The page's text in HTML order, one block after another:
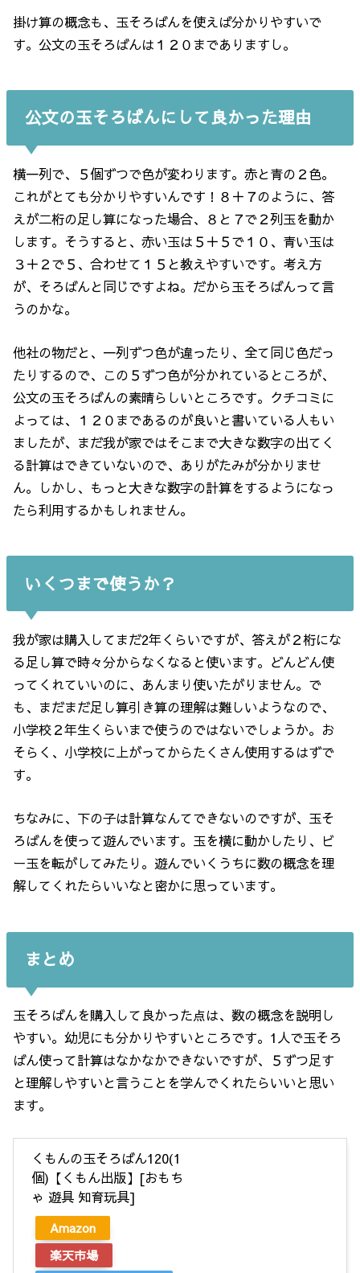
掛け算の概念も、玉そろばんを使えば分かりやすいで
す。公文の玉そろばんは１２０までありますし。
公文の玉そろばんにして良かった理由
横一列で、５個ずつで色が変わります。赤と青の２色。
これがとても分かりやすいんです！８＋７のように、答
えが二桁の足し算になった場合、８と７で２列玉を動か
します。そうすると、赤い玉は５＋５で１０、青い玉は
３＋２で５、合わせて１５と教えやすいです。考え方
が、そろばんと同じですよね。だから玉そろばんって言
うのかな。
他社の物だと、一列ずつ色が違ったり、全て同じ色だっ
たりするので、この５ずつ色が分かれているところが、
公文の玉そろばんの素晴らしいところです。クチコミに
よっては、１２０まであるのが良いと書いている人もい
ましたが、まだ我が家ではそこまで大きな数字の出てく
る計算はできていないので、ありがたみが分かりませ
ん。しかし、もっと大きな数字の計算をするようになっ
たら利用するかもしれません。
いくつまで使うか？
我が家は購入してまだ2年くらいですが、答えが２桁にな
る足し算で時々分からなくなると使います。どんどん使
ってくれていいのに、あんまり使いたがりません。で
も、まだまだ足し算引き算の理解は難しいようなので、
小学校２年生くらいまで使うのではないでしょうか。お
そらく、小学校に上がってからたくさん使用するはずで
す。
ちなみに、下の子は計算なんてできないのですが、玉そ
ろばんを使って遊んでいます。玉を横に動かしたり、ビ
ー玉を転がしてみたり。遊んでいくうちに数の概念を理
解してくれたらいいなと密かに思っています。
まとめ
玉そろばんを購入して良かった点は、数の概念を説明し
やすい。幼児にも分かりやすいところです。1人で玉そろ
ばん使って計算はなかなかできないですが、５ずつ足す
と理解しやすいと言うことを学んでくれたらいいと思い
ます。
くもんの玉そろばん120(1
個)【くもん出版】[おもち
ゃ 遊具 知育玩具]
Amazon
楽天市場